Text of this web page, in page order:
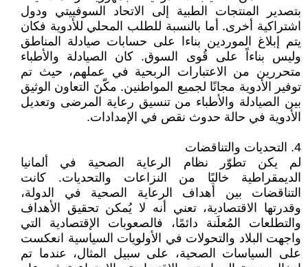
بتصدير المنتجات الطبية إلى الاتحاد السوفييتي ودول
اشتراكية أخرى. أما بالنسبة للطلب المحلي للأدوية فكان
يتم إبلاغ الموردين بناءا على حسابات صيادلة المناطق
وليس بناءاً على قُوى السوق. كان الصيادلة والأطباء
متحررين من الاعتبارات الربحية في عملهم، حيث تم
توفير الأدوية مجانًا لجميع المواطنين. مكّنَ التعاون الوثيق
بين الصيادلة والأطباء من تنسيق رعاية المرضى وتعديل
الأدوية في حالة حدوث نقص في الإمدادات.
4. التحديات والتناقضات
لم يكن تطوّر نظام الرعاية الصحية في ألمانيا
الديمقراطية خاليًا من النزاعات والتحديات. كانت
التناقضات بين أهداف الرعاية الصحية في الدولة،
وقدرتها الاقتصادية، تعني أنه لا يُمكن تحقيق الأهداف
والتطلعات المُعلَنة دائمًا، فالصعوبات الإقتصادية التي
واجهت البلاد والتحولات في الأولويات السياسية انعكست
على السياسات الصحية، على سبيل المثال، عندما تم